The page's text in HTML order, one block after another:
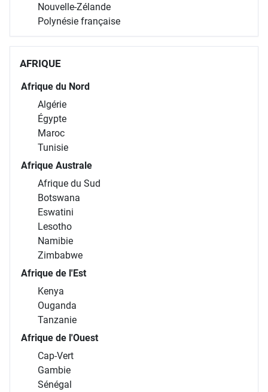
Nouvelle-Zélande
Polynésie française
AFRIQUE
Afrique du Nord
Algérie
Égypte
Maroc
Tunisie
Afrique Australe
Afrique du Sud
Botswana
Eswatini
Lesotho
Namibie
Zimbabwe
Afrique de l'Est
Kenya
Ouganda
Tanzanie
Afrique de l'Ouest
Cap-Vert
Gambie
Sénégal